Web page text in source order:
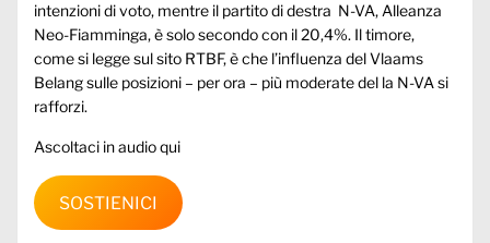
intenzioni di voto, mentre il partito di destra N-VA, Alleanza
Neo-Fiamminga, è solo secondo con il 20,4%. Il timore,
come si legge sul sito RTBF, è che l’influenza del Vlaams
Belang sulle posizioni – per ora – più moderate del la N-VA si
rafforzi.
Ascoltaci in audio qui
SOSTIENICI